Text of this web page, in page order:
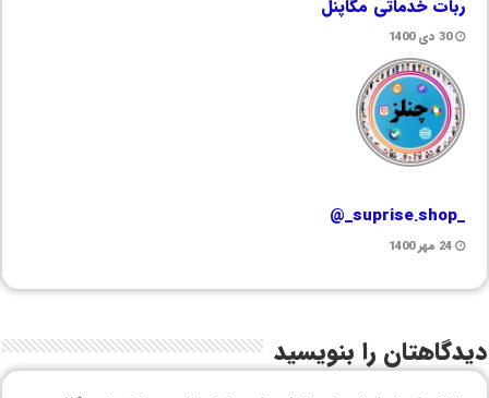
ربات خدماتی مگاپنل
30 دی 1400
_suprise.shop_@
24 مهر 1400
دیدگاهتان را بنویسید